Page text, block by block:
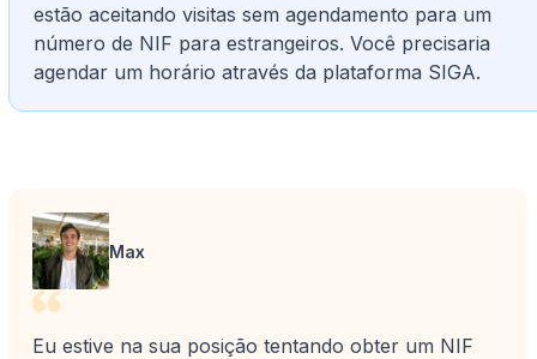
estão aceitando visitas sem agendamento para um
número de NIF para estrangeiros. Você precisaria
agendar um horário através da plataforma SIGA.
Max
Eu estive na sua posição tentando obter um NIF